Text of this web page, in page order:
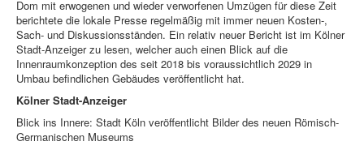
Dom mit erwogenen und wieder verworfenen Umzügen für diese Zeit
berichtete die lokale Presse regelmäßig mit immer neuen Kosten-,
Sach- und Diskussionsständen. Ein relativ neuer Bericht ist im Kölner
Stadt-Anzeiger zu lesen, welcher auch einen Blick auf die
Innenraumkonzeption des seit 2018 bis voraussichtlich 2029 in
Umbau befindlichen Gebäudes veröffentlicht hat.
Kölner Stadt-Anzeiger
Blick ins Innere: Stadt Köln veröffentlicht Bilder des neuen Römisch-
Germanischen Museums